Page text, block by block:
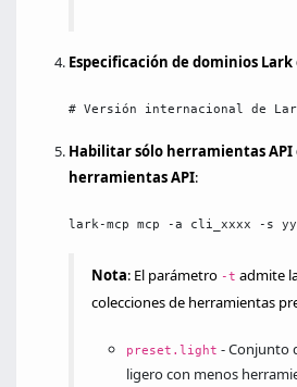
Especificación de dominios Lark
# Versión internacional de
Habilitar sólo herramientas API
herramientas API:
lark-mcp mcp -a cli_xxxx -s
Nota: El parámetro -t admite
colecciones de herramientas
preset.light - Conjunto
ligero con menos